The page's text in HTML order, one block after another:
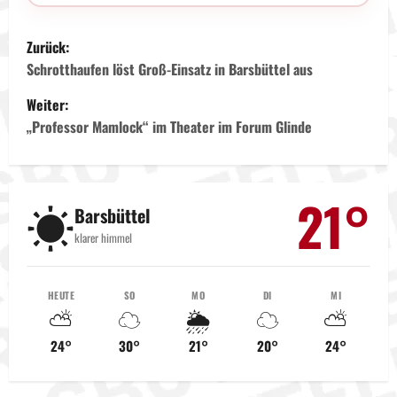
B
e
i
a
Zurück:
Schrotthaufen löst Groß-Einsatz in Barsbüttel aus
Weiter:
„Professor Mamlock“ im Theater im Forum Glinde
☀️Barsbüttel
klarer himmel 21°
HEUTE
⛅
24°
SO
☁️
30°
MO
🌦️
21°
DI
☁️
20°
MI
⛅
24°